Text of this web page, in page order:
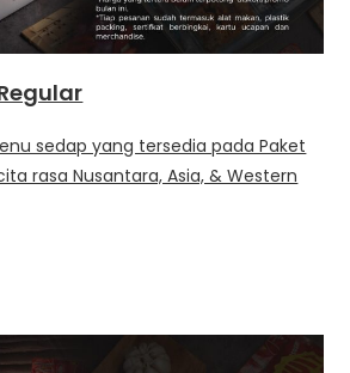
sedap yang tersedia pada Paket
rasa Nusantara, Asia, & Western